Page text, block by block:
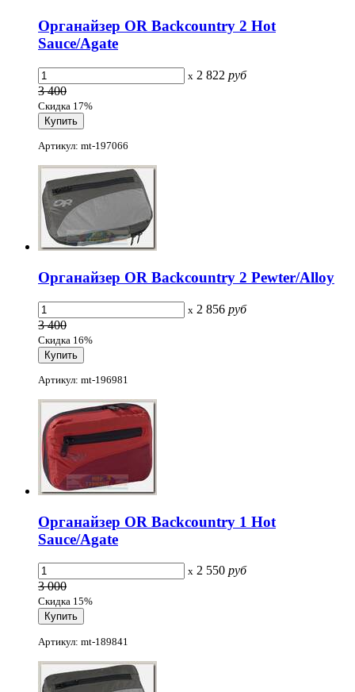
Органайзер OR Backcountry 2 Hot
Sauce/Agate
x 2 822 руб
3 400
Скидка 17%
Артикул: mt-197066
Органайзер OR Backcountry 2 Pewter/Alloy
x 2 856 руб
3 400
Скидка 16%
Артикул: mt-196981
Органайзер OR Backcountry 1 Hot
Sauce/Agate
x 2 550 руб
3 000
Скидка 15%
Артикул: mt-189841